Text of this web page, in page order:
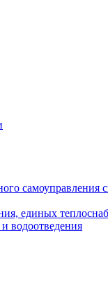
единых
водоотведения